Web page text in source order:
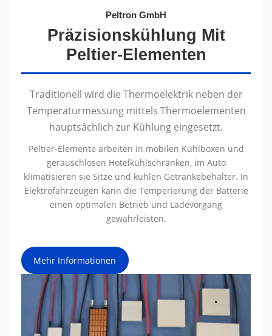
Peltron GmbH
Präzisionskühlung Mit
Peltier-Elementen
Traditionell wird die Thermoelektrik neben der
Temperaturmessung mittels Thermoelementen
hauptsächlich zur Kühlung eingesetzt.
Peltier-Elemente arbeiten in mobilen Kühlboxen und
geräuschlosen Hotelkühlschränken, im Auto
klimatisieren sie Sitze und kühlen Getränkebehälter. In
Elektrofahrzeugen kann die Temperierung der Batterie
einen optimalen Betrieb und Ladevorgang
gewährleisten.
Mehr Informationen